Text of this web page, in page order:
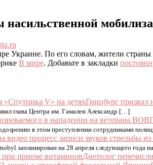
По его словам, жители страны
В мире. Добавьте в закладки
Гинцбург призвал
глава Центра им. Гамалеи Александр […]
в этом преступлении сотрудниками
запланирован на 28 апреля следующего года
Диетолог